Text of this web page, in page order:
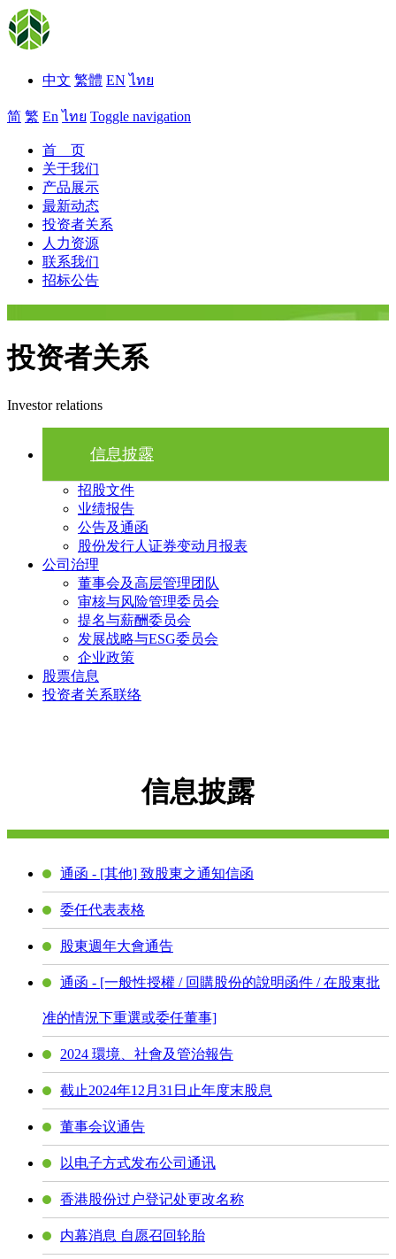
中文 繁體 EN ไทย
简 繁 En ไทย Toggle navigation
首 页
关于我们
产品展示
最新动态
投资者关系
人力资源
联系我们
招标公告
投资者关系
Investor relations
信息披露
招股文件
业绩报告
公告及通函
股份发行人证券变动月报表
公司治理
董事会及高层管理团队
审核与风险管理委员会
提名与薪酬委员会
发展战略与ESG委员会
企业政策
股票信息
投资者关系联络
信息披露
通函 - [其他] 致股東之通知信函
委任代表表格
股東週年大會通告
通函 - [一般性授權 / 回購股份的說明函件 / 在股東批
准的情況下重選或委任董事]
2024 環境、社會及管治報告
截止2024年12月31日止年度末股息
董事会议通告
以电子方式发布公司通讯
香港股份过户登记处更改名称
内幕消息 自愿召回轮胎